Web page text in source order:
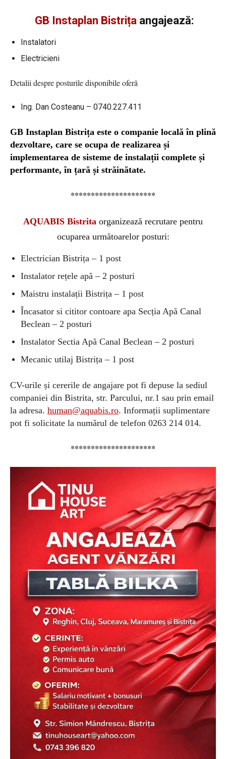
GB Instaplan Bistrița angajează:
Instalatori
Electricieni
Detalii despre posturile disponibile oferă
Ing. Dan Costeanu – 0740.227.411
GB Instaplan Bistrița este o companie locală în plină
dezvoltare, care se ocupa de realizarea și
implementarea de sisteme de instalații complete și
performante, în țară și străinătate.
*********************
AQUABIS Bistrita organizează recrutare pentru
ocuparea următoarelor posturi:
Electrician Bistrița – 1 post
Instalator rețele apă – 2 posturi
Maistru instalații Bistrița – 1 post
Încasator si cititor contoare apa Secția Apă Canal
Beclean – 2 posturi
Instalator Sectia Apă Canal Beclean – 2 posturi
Mecanic utilaj Bistrița – 1 post
CV-urile și cererile de angajare pot fi depuse la sediul
companiei din Bistrita, str. Parcului, nr.1 sau prin email
la adresa. human@aquabis.ro. Informații suplimentare
pot fi solicitate la numărul de telefon 0263 214 014.
*********************